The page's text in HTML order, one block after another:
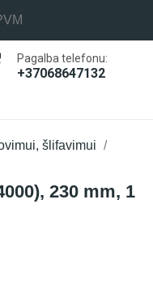
Pagalba telefonu:
+37068647132
šlifavimui
230 mm, 1